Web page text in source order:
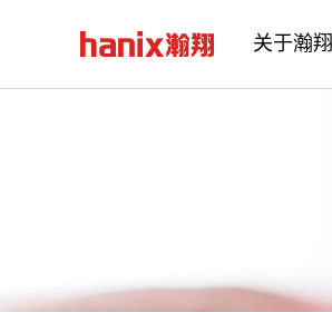
关于瀚翔